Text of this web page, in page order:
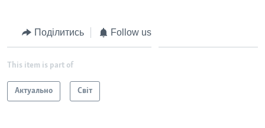
Поділитись Follow us
This item is part of
Актуально Світ